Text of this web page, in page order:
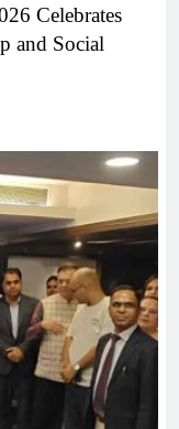
Celebrates
and Social